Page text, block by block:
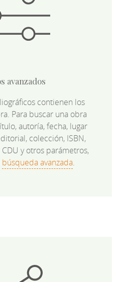
avanzados
contienen los
Para buscar una obra
autoría, fecha, lugar
colección, ISBN,
CDU y otros parámetros,
búsqueda avanzada.